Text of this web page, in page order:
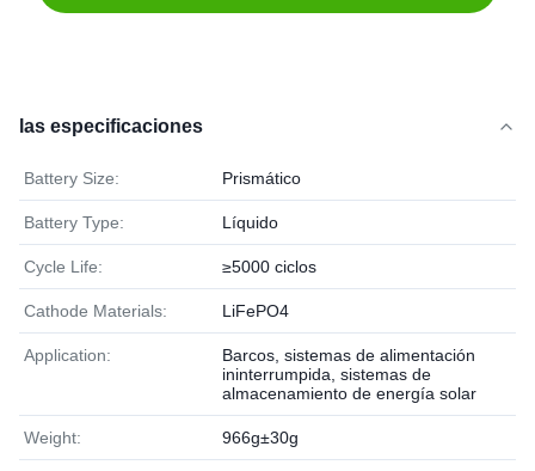
las especificaciones
Battery Size: Prismático
Battery Type: Líquido
Cycle Life: ≥5000 ciclos
Cathode Materials: LiFePO4
Application:
Barcos, sistemas de alimentación
ininterrumpida, sistemas de
almacenamiento de energía solar
Weight: 966g±30g